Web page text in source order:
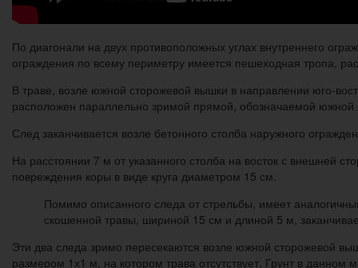
По диагонали на двух противоположных углах внутреннего
ограждения по всему периметру имеется пешеходная тропа,
В траве, возле южной сторожевой вышки в направлении юго-
расположен параллельно зримой прямой, обозначаемой южной
След заканчивается возле бетонного столба наружного
На расстоянии 7 м от указанного столба на восток с внешней
повреждения коры в виде круга диаметром 15 см.
Помимо описанного следа от стрельбы, имеет
скошенной травы, шириной 15 см и длиной 5 м,
Эти два следа зримо пересекаются возле южной сторожевой
размером 1х1 м, на котором трава отсутствует. Грунт в данном